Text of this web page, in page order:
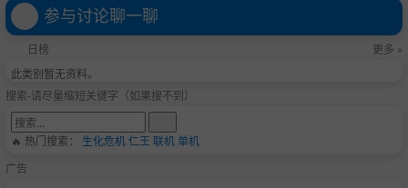
28.5GB
参与讨论聊一聊
日榜
更多 »
此类别暂无资料。
搜索-请尽量缩短关键字（如果搜不到）
🔥 热门搜索： 生化危机仁王 联机单机
广告